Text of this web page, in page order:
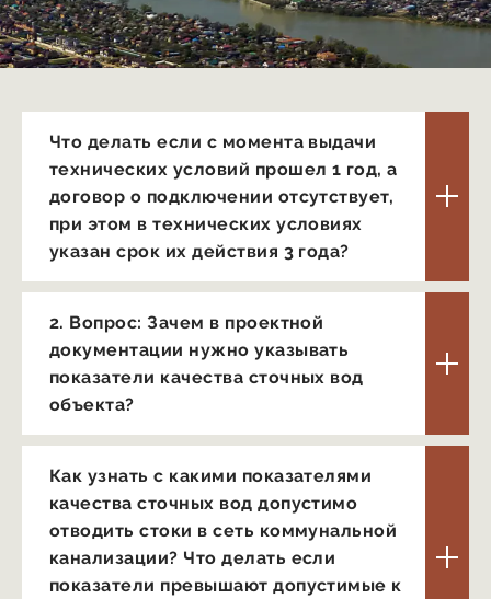
Что делать если с момента выдачи
технических условий прошел 1 год, а
договор о подключении отсутствует,
при этом в технических условиях
указан срок их действия 3 года?
2. Вопрос: Зачем в проектной
документации нужно указывать
показатели качества сточных вод
объекта?
Как узнать с какими показателями
качества сточных вод допустимо
отводить стоки в сеть коммунальной
канализации? Что делать если
показатели превышают допустимые к